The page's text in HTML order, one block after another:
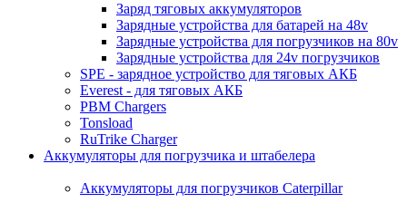
Заряд тяговых аккумуляторов
Зарядные устройства для батарей на 48v
Зарядные устройства для погрузчиков на 80v
Зарядные устройства для 24v погрузчиков
SPE - зарядное устройство для тяговых АКБ
Everest - для тяговых АКБ
PBM Chargers
Tonsload
RuTrike Charger
Аккумуляторы для погрузчика и штабелера
Аккумуляторы для погрузчиков Caterpillar